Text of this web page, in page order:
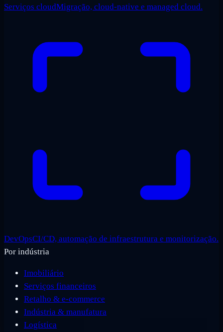
Serviços cloudMigração, cloud-native e managed cloud.
DevOpsCI/CD, automação de infraestrutura e monitorização.
Por indústria
Imobiliário
Serviços financeiros
Retalho & e-commerce
Indústria & manufatura
Logística